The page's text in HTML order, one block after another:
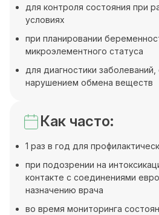
для контроля состояния при
условиях
при планировании
микроэлементного статуса
для диагностики заболеваний,
нарушением обмена веществ
Как часто:
1 раз в год для
при подозрении на
контакте с соединениями
назначению врача
во время мониторинга